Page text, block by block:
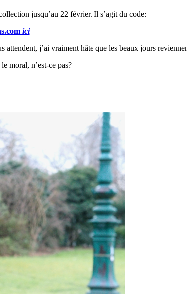
jusqu’au 22 février. Il s’agit du code:
ici
j’ai vraiment hâte que les beaux jours
moral, n’est-ce pas?